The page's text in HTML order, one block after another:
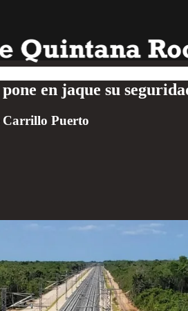
en jaque su
Carrillo Puerto